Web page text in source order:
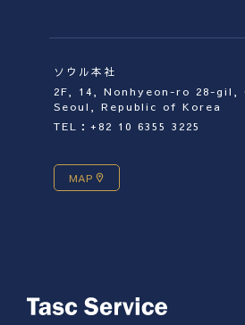
ソウル本社
2F, 14, Nonhyeon-ro 28-gil,
Seoul, Republic of Korea
TEL：+82 10 6355 3225
MAP